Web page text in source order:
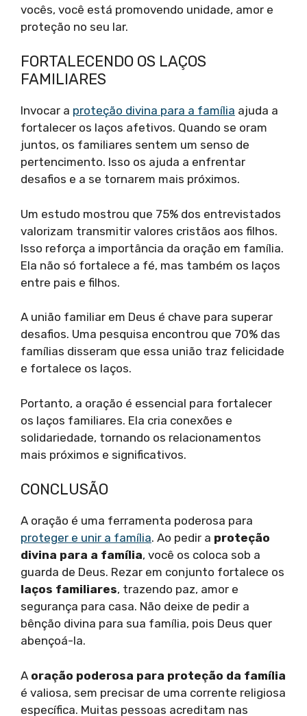
vocês, você está promovendo unidade, amor e
proteção no seu lar.
FORTALECENDO OS LAÇOS
FAMILIARES
Invocar a proteção divina para a família ajuda a
fortalecer os laços afetivos. Quando se oram
juntos, os familiares sentem um senso de
pertencimento. Isso os ajuda a enfrentar
desafios e a se tornarem mais próximos.
Um estudo mostrou que 75% dos entrevistados
valorizam transmitir valores cristãos aos filhos.
Isso reforça a importância da oração em família.
Ela não só fortalece a fé, mas também os laços
entre pais e filhos.
A união familiar em Deus é chave para superar
desafios. Uma pesquisa encontrou que 70% das
famílias disseram que essa união traz felicidade
e fortalece os laços.
Portanto, a oração é essencial para fortalecer
os laços familiares. Ela cria conexões e
solidariedade, tornando os relacionamentos
mais próximos e significativos.
CONCLUSÃO
A oração é uma ferramenta poderosa para
proteger e unir a família. Ao pedir a proteção
divina para a família, você os coloca sob a
guarda de Deus. Rezar em conjunto fortalece os
laços familiares, trazendo paz, amor e
segurança para casa. Não deixe de pedir a
bênção divina para sua família, pois Deus quer
abençoá-la.
A oração poderosa para proteção da família
é valiosa, sem precisar de uma corrente religiosa
específica. Muitas pessoas acreditam nas